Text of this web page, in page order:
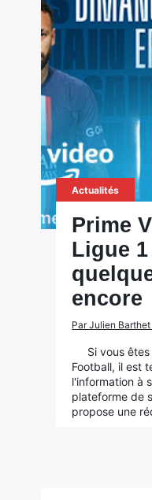
Actualités
Prime
Ligue
encore
Par Julien
Si vous
Football, il est
l'information à
plateforme de
propose une